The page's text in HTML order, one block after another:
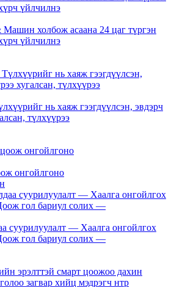
холбож асаана 24 цаг түргэн
үйлчилнэ
нь хаяж гээгдүүлсэн, эвдэрч
түлхүүрээ
онгойлгоно
суурилуулалт — Хаалга онгойлгох
гол бариул солих —